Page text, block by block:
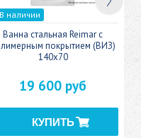
В наличии
Ванна стальная Reimar с
покрытием (ВИЗ)
140x70
19 600 руб